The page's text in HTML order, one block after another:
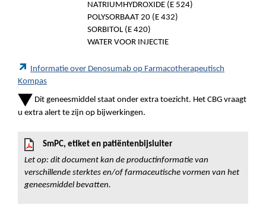
NATRIUMHYDROXIDE (E 524)
POLYSORBAAT 20 (E 432)
SORBITOL (E 420)
WATER VOOR INJECTIE
Informatie over Denosumab op Farmacotherapeutisch
Kompas
Dit geneesmiddel staat onder extra toezicht. Het CBG vraagt
u extra alert te zijn op bijwerkingen.
SmPC, etiket en patiëntenbijsluiter
Let op: dit document kan de productinformatie van
verschillende sterktes en/of farmaceutische vormen van het
geneesmiddel bevatten.